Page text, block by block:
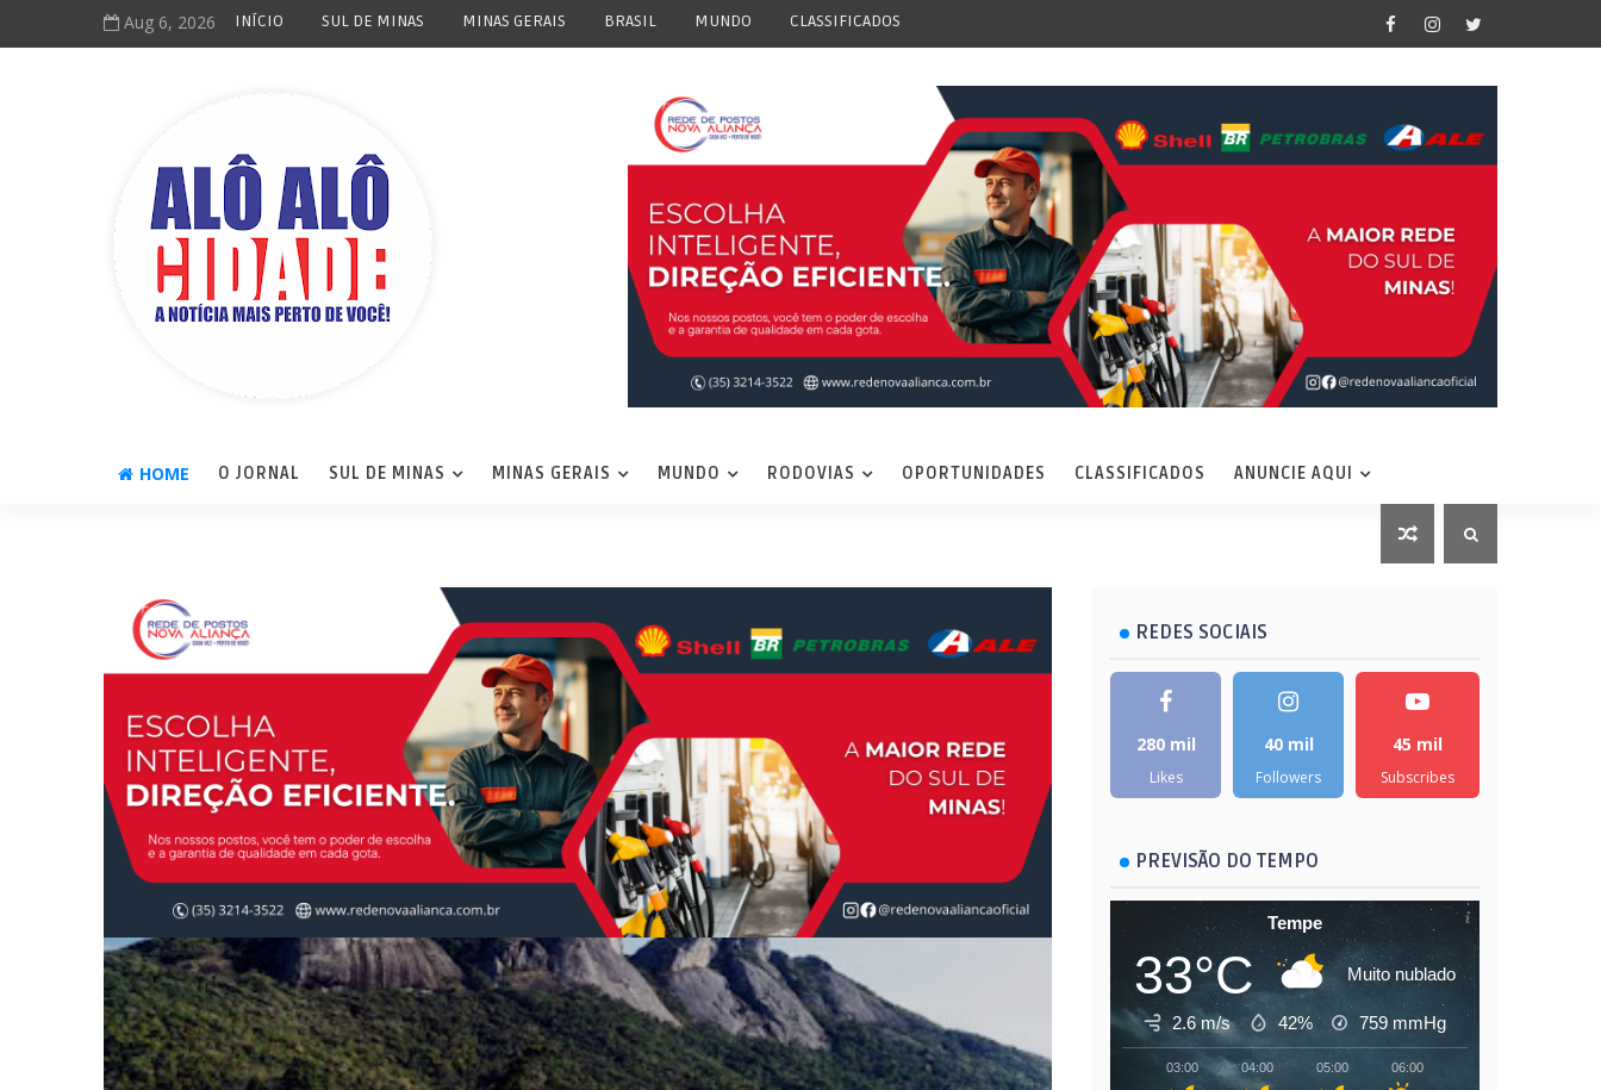
Aug 6, 2026 INÍCIO SUL DE MINAS MINAS GERAIS BRASIL MUNDO CLASSIFICADOS
HOME O JORNAL SUL DE MINAS MINAS GERAIS MUNDO RODOVIAS OPORTUNIDADES CLASSIFICADOS ANUNCIE AQUI
REDES SOCIAIS
280 mil
Likes
40 mil
Followers
45 mil
Subscribes
PREVISÃO DO TEMPO
Tempe
33°C Muito nublado
2.6 m/s 42% 759 mmHg
03:00 04:00 05:00 06:00